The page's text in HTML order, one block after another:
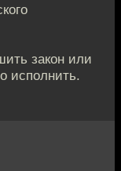
закон или
исполнить.